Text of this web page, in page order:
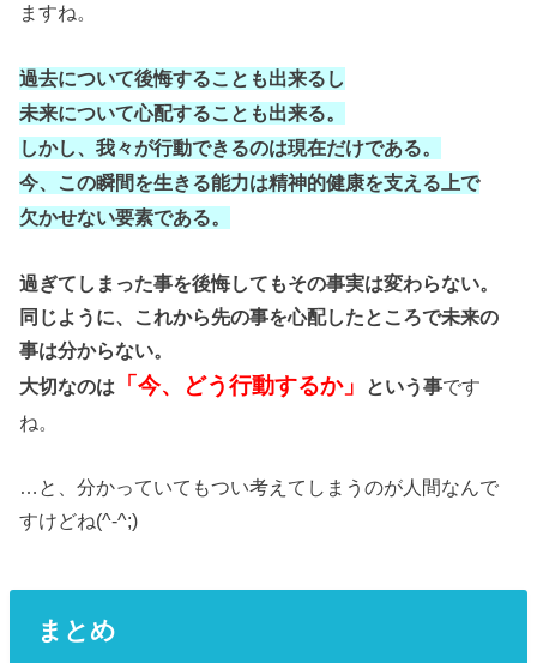
ますね。
過去について後悔することも出来るし
未来について心配することも出来る。
しかし、我々が行動できるのは現在だけである。
今、この瞬間を生きる能力は精神的健康を支える上で
欠かせない要素である。
過ぎてしまった事を後悔してもその事実は変わらない。
同じように、これから先の事を心配したところで未来の
事は分からない。
大切なのは
「今、どう行動するか」 という事です
ね。
…と、分かっていてもつい考えてしまうのが人間なんで
すけどね(^-^;)
まとめ